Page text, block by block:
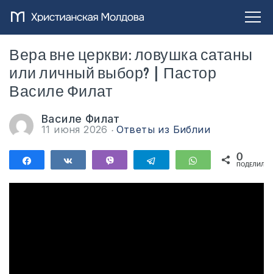
Вера вне церкви: ловушка сатаны
или личный выбор? | Пастор
Василе Филат
Василе Филат
11 июня 2026 Ответы из Библии
ПоделитьсяПоделиться Telegram WhatsApp
0